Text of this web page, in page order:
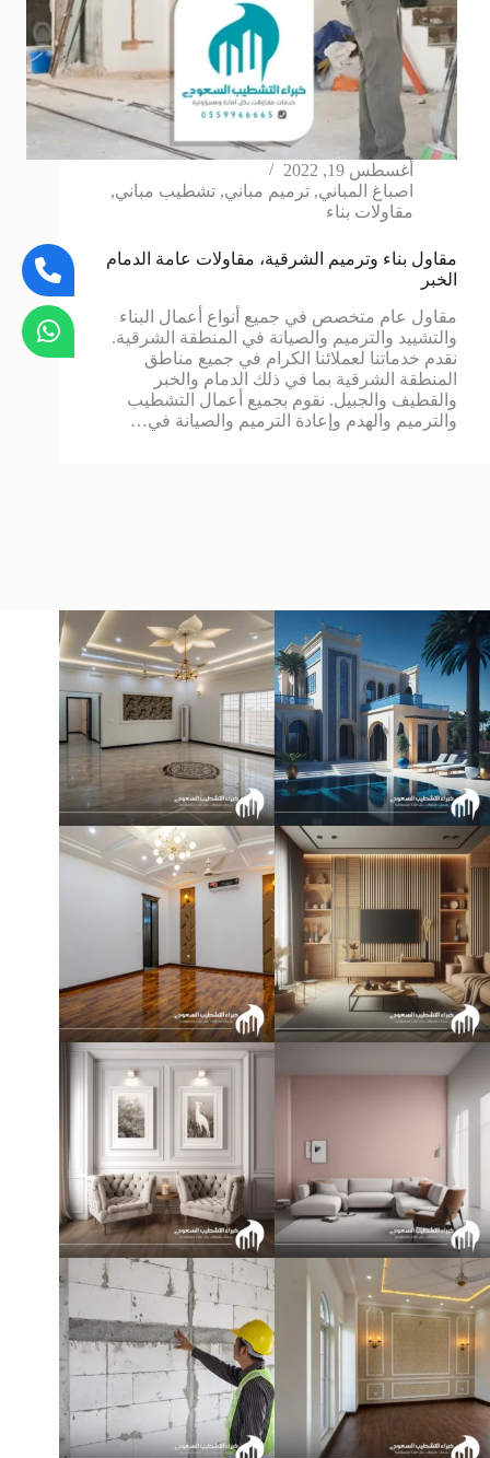
أغسطس 19, 2022
اصباغ المباني, ترميم مباني, تشطيب مباني,
مقاولات بناء
مقاول بناء وترميم الشرقية، مقاولات عامة الدمام
الخبر
مقاول عام متخصص في جميع أنواع أعمال البناء
والتشييد والترميم والصيانة في المنطقة الشرقية.
نقدم خدماتنا لعملائنا الكرام في جميع مناطق
المنطقة الشرقية بما في ذلك الدمام والخبر
والقطيف والجبيل. نقوم بجميع أعمال التشطيب
والترميم والهدم وإعادة الترميم والصيانة في…